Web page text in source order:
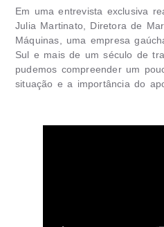
Em uma entrevista exclusiva
Julia Martinato, Diretora de
Máquinas , uma empresa
Sul e mais de um século de
pudemos compreender um
situação e a importância do